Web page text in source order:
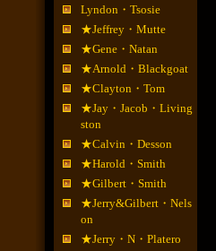
Lyndon・Tsosie
★Jeffrey・Mutte
★Gene・Natan
★Arnold・Blackgoat
★Clayton・Tom
★Jay・Jacob・Living
ston
★Calvin・Desson
★Harold・Smith
★Gilbert・Smith
★Jerry&Gilbert・Nels
on
★Jerry・N・Platero